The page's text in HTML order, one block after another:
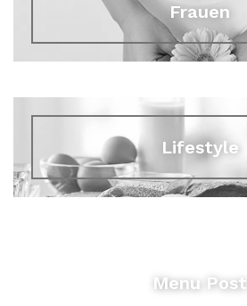
Frauen
Lifestyle
Menu Post